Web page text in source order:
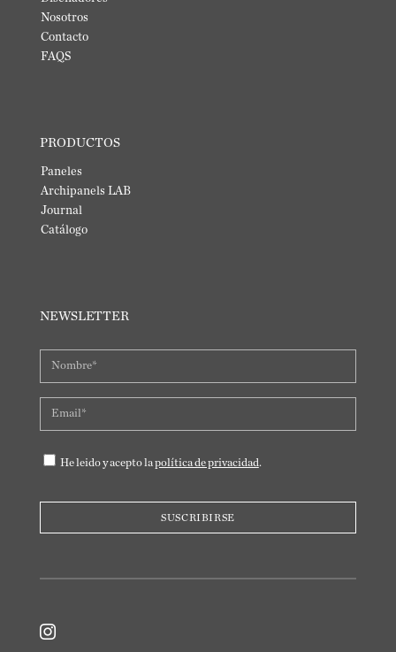
Nosotros
Contacto
FAQS
PRODUCTOS
Paneles
Archipanels LAB
Journal
Catálogo
NEWSLETTER
He leido y acepto lapolítica de privacidad.
